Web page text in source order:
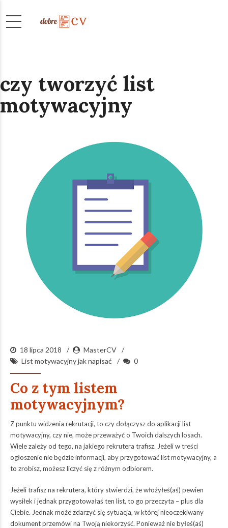
czy tworzyć list
motywacyjny
18 lipca 2018
MasterCV
List motywacyjny jak napisać
0
Co z tym listem
motywacyjnym?
Z punktu widzenia rekrutacji, to czy dołączysz do aplikacji list
motywacyjny, czy nie, może przeważyć o Twoich dalszych losach.
Wiele zależy od tego, na jakiego rekrutera trafisz. Jeżeli w treści
ogłoszenie nie będzie informacji, aby przygotować list motywacyjny, a
to zrobisz, możesz liczyć się z różnym odbiorem.
Jeżeli trafisz na rekrutera, który stwierdzi, że włożyłeś(aś) pewien
wysiłek i jednak przygotowałaś ten list, to go przeczyta – plus dla
Ciebie. Jednak może zdarzyć się sytuacja, w której nieoczekiwany
dokument przemówi na Twoją niekorzyść. Ponieważ nie byłeś(aś)